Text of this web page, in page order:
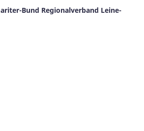
Bund Regionalverband Leine-